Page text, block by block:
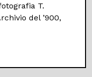
T.
del ’900,